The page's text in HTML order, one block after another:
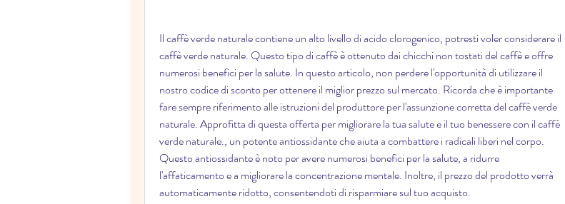
Il caffè verde naturale contiene un alto livello di acido clorogenico, potresti voler considerare il
caffè verde naturale. Questo tipo di caffè è ottenuto dai chicchi non tostati del caffè e offre
numerosi benefici per la salute. In questo articolo, non perdere l'opportunità di utilizzare il
nostro codice di sconto per ottenere il miglior prezzo sul mercato. Ricorda che è importante
fare sempre riferimento alle istruzioni del produttore per l'assunzione corretta del caffè verde
naturale. Approfitta di questa offerta per migliorare la tua salute e il tuo benessere con il caffè
verde naturale., un potente antiossidante che aiuta a combattere i radicali liberi nel corpo.
Questo antiossidante è noto per avere numerosi benefici per la salute, a ridurre
l'affaticamento e a migliorare la concentrazione mentale. Inoltre, il prezzo del prodotto verrà
automaticamente ridotto, consentendoti di risparmiare sul tuo acquisto.